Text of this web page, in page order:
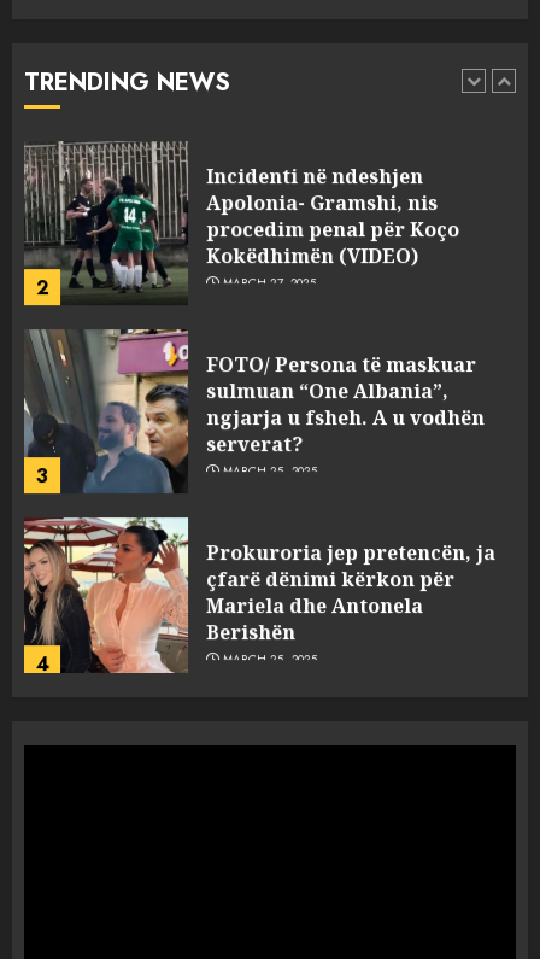
TRENDING NEWS
1
pasuri të pajustifikuar
2
Incidenti në ndeshjen
Apolonia- Gramshi, nis
procedim penal për Koço
Kokëdhimën (VIDEO)
MARCH 27, 2025
3
FOTO/ Persona të maskuar
sulmuan “One Albania”,
ngjarja u fsheh. A u vodhën
serverat?
MARCH 25, 2025
4
Prokuroria jep pretencën, ja
çfarë dënimi kërkon për
Mariela dhe Antonela
Berishën
MARCH 25, 2025